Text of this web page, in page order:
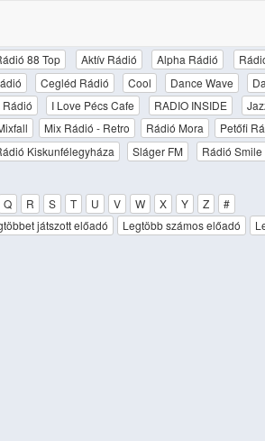
88 Top Aktív Rádió Alpha Rádió
Cegléd Rádió Cool Dance Wave
Rádió I Love Pécs Cafe RADIO INSIDE
Mix Rádió - Retro Rádió Mora Petőfi
Kiskunfélegyháza Sláger FM Rádió Smile
Q R S T U V W X Y Z
#
játszott előadó Legtöbb számos előadó